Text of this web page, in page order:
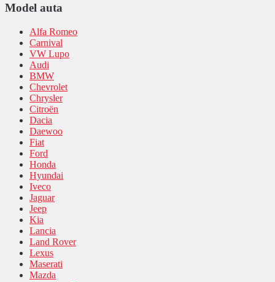
Model auta
Alfa Romeo
Carnival
VW Lupo
Audi
BMW
Chevrolet
Chrysler
Citroën
Dacia
Daewoo
Fiat
Ford
Honda
Hyundai
Iveco
Jaguar
Jeep
Kia
Lancia
Land Rover
Lexus
Maserati
Mazda